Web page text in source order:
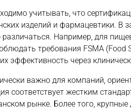
учитывать, что
изделий и фармацевтики. В
Например, для
требования FSMA (Food
эффективность через
важно для компаний,
соответствует жестким
рынке. Более того,